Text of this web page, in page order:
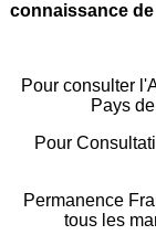
connaissance
Pour consulter
Pays
Pour
Permanence
tous les